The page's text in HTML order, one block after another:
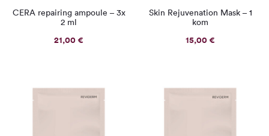
CERA repairing ampoule – 3x
2 ml
21,00€
Skin Rejuvenation Mask – 1
kom
15,00€